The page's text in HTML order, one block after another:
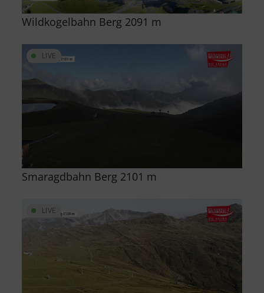
Wildkogelbahn Berg 2091 m
LIVE
Smaragdbahn Berg 2101 m
LIVE